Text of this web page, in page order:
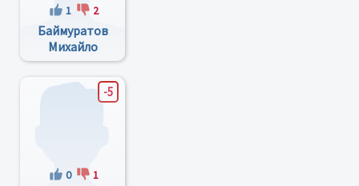
1 2
Баймуратов
Михайло
Олександрович
-5
0 1